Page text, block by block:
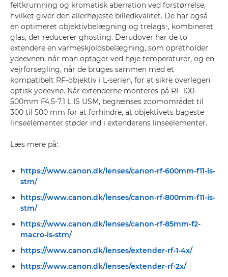
feltkrumning og kromatisk aberration ved forstørrelse,
hvilket giver den allerhøjeste billedkvalitet. De har også
en optimeret objektivbelægning og trelags-, kombineret
glas, der reducerer ghosting. Derudover har de to
extendere en varmeskjoldsbelægning, som opretholder
ydeevnen, når man optager ved høje temperaturer, og en
vejrforsegling, når de bruges sammen med et
kompatibelt RF-objektiv i L-serien, for at sikre overlegen
optisk ydeevne. Når extenderne monteres på RF 100-
500mm F4.5-7.1 L IS USM, begrænses zoomområdet til
300 til 500 mm for at forhindre, at objektivets bageste
linseelementer støder ind i extenderens linseelementer.
Læs mere på:
https://www.canon.dk/lenses/canon-rf-600mm-f11-is-
stm/
https://www.canon.dk/lenses/canon-rf-800mm-f11-is-
stm/
https://www.canon.dk/lenses/canon-rf-85mm-f2-
macro-is-stm/
https://www.canon.dk/lenses/extender-rf-1-4x/
https://www.canon.dk/lenses/extender-rf-2x/